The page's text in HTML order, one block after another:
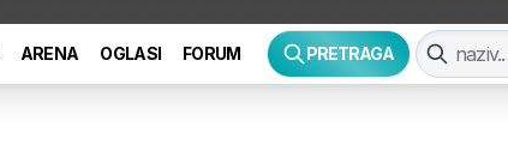
ARENA OGLASI FORUM PRETRAGA